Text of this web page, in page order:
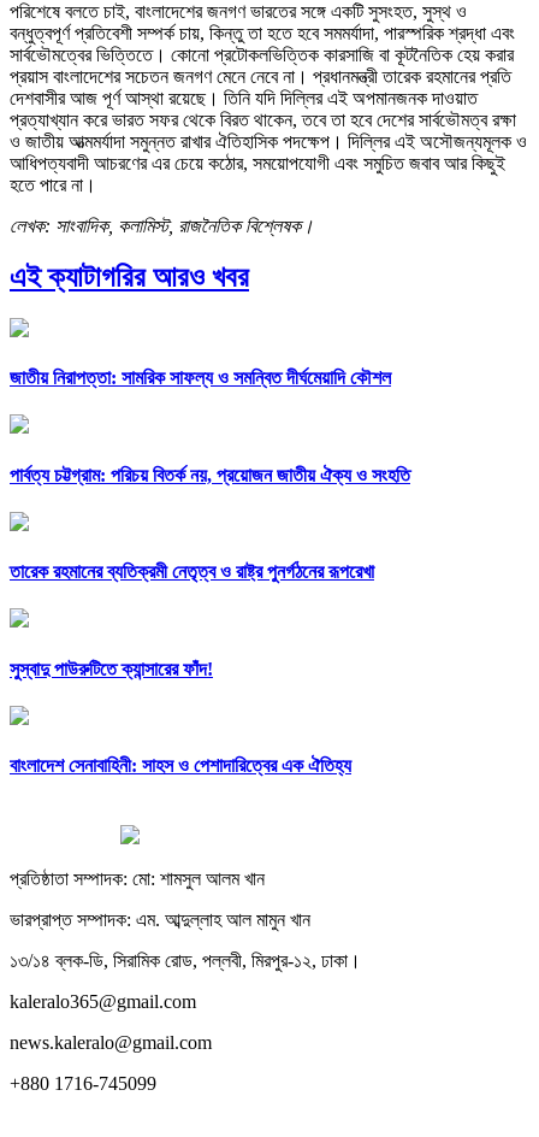
পরিশেষে বলতে চাই, বাংলাদেশের জনগণ ভারতের সঙ্গে একটি সুসংহত, সুস্থ ও
বন্ধুত্বপূর্ণ প্রতিবেশী সম্পর্ক চায়, কিন্তু তা হতে হবে সমমর্যাদা, পারস্পরিক শ্রদ্ধা এবং
সার্বভৌমত্বের ভিত্তিতে। কোনো প্রটোকলভিত্তিক কারসাজি বা কূটনৈতিক হেয় করার
প্রয়াস বাংলাদেশের সচেতন জনগণ মেনে নেবে না। প্রধানমন্ত্রী তারেক রহমানের প্রতি
দেশবাসীর আজ পূর্ণ আস্থা রয়েছে। তিনি যদি দিল্লির এই অপমানজনক দাওয়াত
প্রত্যাখ্যান করে ভারত সফর থেকে বিরত থাকেন, তবে তা হবে দেশের সার্বভৌমত্ব রক্ষা
ও জাতীয় আত্মমর্যাদা সমুন্নত রাখার ঐতিহাসিক পদক্ষেপ। দিল্লির এই অসৌজন্যমূলক ও
আধিপত্যবাদী আচরণের এর চেয়ে কঠোর, সময়োপযোগী এবং সমুচিত জবাব আর কিছুই
হতে পারে না।
লেখক: সাংবাদিক, কলামিস্ট, রাজনৈতিক বিশ্লেষক।
এই ক্যাটাগরির আরও খবর
জাতীয় নিরাপত্তা: সামরিক সাফল্য ও সমন্বিত দীর্ঘমেয়াদি কৌশল
পার্বত্য চট্টগ্রাম: পরিচয় বিতর্ক নয়, প্রয়োজন জাতীয় ঐক্য ও সংহতি
তারেক রহমানের ব্যতিক্রমী নেতৃত্ব ও রাষ্ট্র পুনর্গঠনের রূপরেখা
সুস্বাদু পাউরুটিতে ক্যান্সারের ফাঁদ!
বাংলাদেশ সেনাবাহিনী: সাহস ও পেশাদারিত্বের এক ঐতিহ্য
প্রতিষ্ঠাতা সম্পাদক: মো: শামসুল আলম খান
ভারপ্রাপ্ত সম্পাদক: এম. আব্দুল্লাহ আল মামুন খান
১৩/১৪ ব্লক-ডি, সিরামিক রোড, পল্লবী, মিরপুর-১২, ঢাকা।
kaleralo365@gmail.com
news.kaleralo@gmail.com
+880 1716-745099